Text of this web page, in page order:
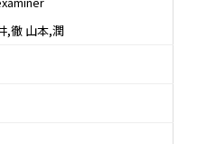
,徹 山本,潤